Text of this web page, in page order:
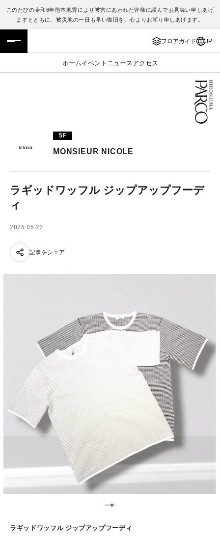
このたびの令和8年熊本地震により被害にあわれた皆様に謹んでお見舞い申しあげ
ますとともに、被災地の一日も早い復旧を、心よりお祈り申しあげます。
フロアガイド JP
ホームイベント ニュース アクセス
フロアガイド
施設案内・アクセス
TAX FREE
ENGLISH
繁体字
日本語
5F
MONSIEUR NICOLE
ラギッドワッフル ジップアップフーデ
ィ
2026.05.22
記事をシェア
1234
ラギッドワッフル ジップアップフーディ